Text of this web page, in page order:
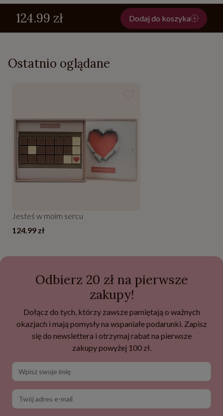
124.99 zł Dodaj do koszyka
Ostatnio oglądane
Jesteś w moim sercu
124.99 zł
Odbierz 20 zł na pierwsze
zakupy!
Dołącz do tych, którzy zawsze pamiętają o ważnych
okazjach i mają pomysły na wspaniałe podarunki. Zapisz
się do newslettera i otrzymaj rabat na pierwsze
zakupy powyżej 100 zł.